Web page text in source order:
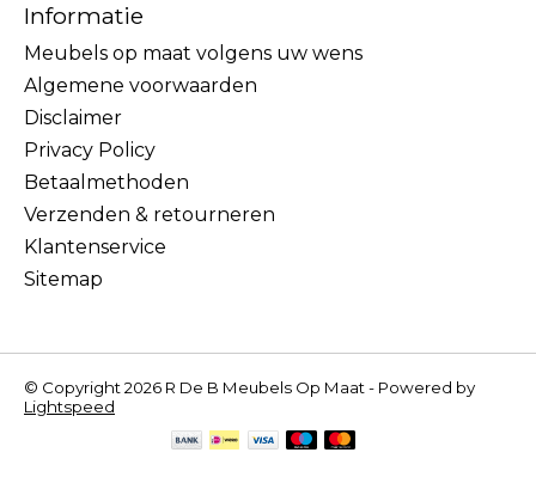
Informatie
Meubels op maat volgens uw wens
Algemene voorwaarden
Disclaimer
Privacy Policy
Betaalmethoden
Verzenden & retourneren
Klantenservice
Sitemap
© Copyright 2026 R De B Meubels Op Maat - Powered by
Lightspeed